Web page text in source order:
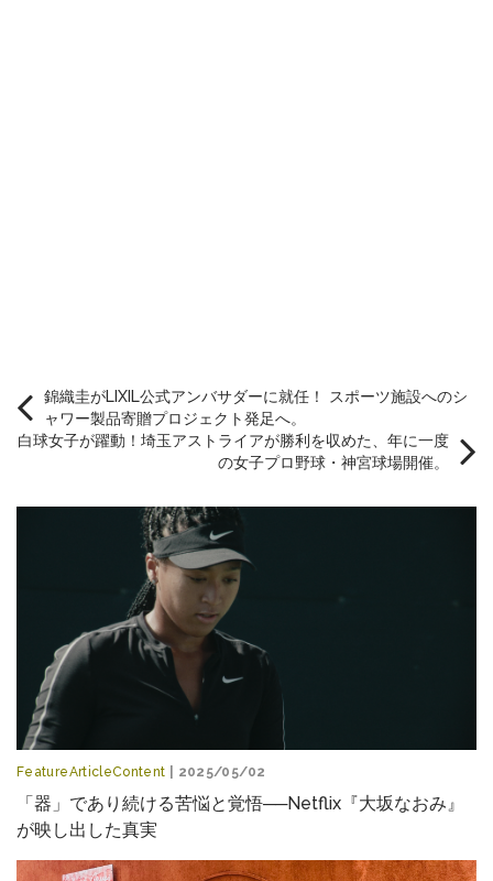
錦織圭がLIXIL公式アンバサダーに就任！ スポーツ施設へのシ
ャワー製品寄贈プロジェクト発足へ。
白球女子が躍動！埼玉アストライアが勝利を収めた、年に一度
の女子プロ野球・神宮球場開催。
FeatureArticleContent | 2025/05/02
「器」であり続ける苦悩と覚悟──Netflix『大坂なおみ』
が映し出した真実